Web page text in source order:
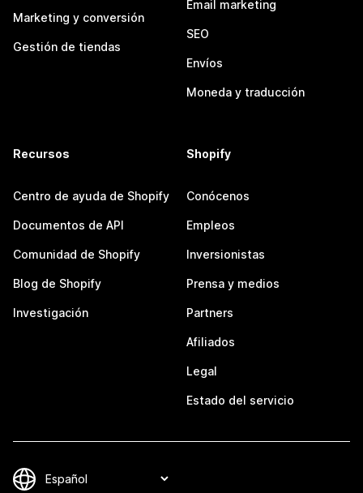
Marketing y conversión
Gestión de tiendas
Email marketing
SEO
Envíos
Moneda y traducción
Recursos
Centro de ayuda de Shopify
Documentos de API
Comunidad de Shopify
Blog de Shopify
Investigación
Shopify
Conócenos
Empleos
Inversionistas
Prensa y medios
Partners
Afiliados
Legal
Estado del servicio